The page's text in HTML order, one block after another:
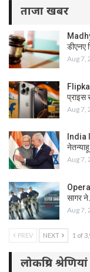
ताजा खबर
डीएनए
Aug 7,
प्राइस
Aug 7,
India
Aug 7,
सागर
Aug 7,
PREV NEXT 1 of
लोकप्रिय श्रेणियां